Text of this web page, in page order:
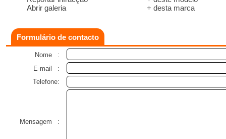
Abrir galeria
+ desta marca
Formulário de contacto
Nome
:
E-mail
:
Telefone:
Mensagem :